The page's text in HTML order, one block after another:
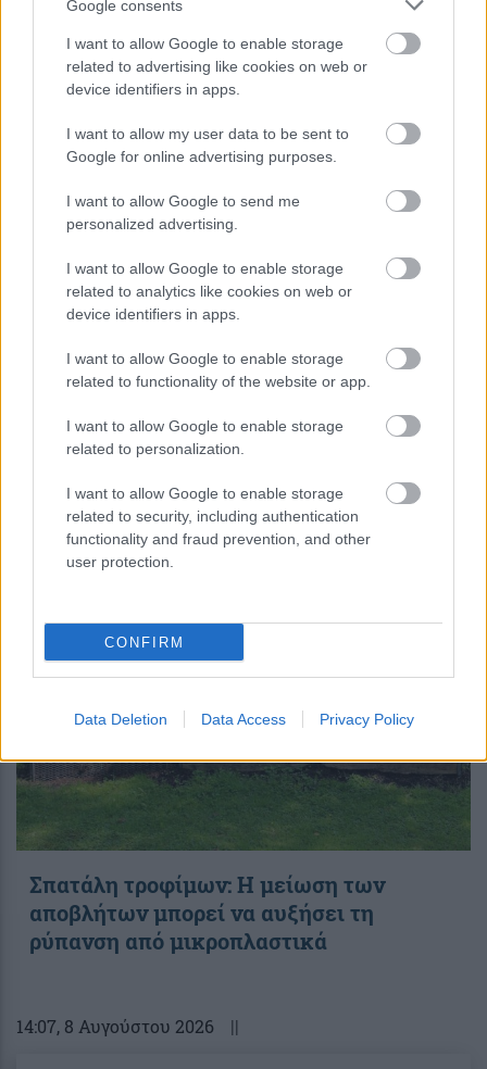
Google consents
I want to allow Google to enable storage
related to advertising like cookies on web or
device identifiers in apps.
I want to allow my user data to be sent to
Google for online advertising purposes.
I want to allow Google to send me
personalized advertising.
I want to allow Google to enable storage
related to analytics like cookies on web or
device identifiers in apps.
I want to allow Google to enable storage
related to functionality of the website or app.
I want to allow Google to enable storage
related to personalization.
I want to allow Google to enable storage
related to security, including authentication
functionality and fraud prevention, and other
user protection.
CONFIRM
Data Deletion Data Access Privacy Policy
σωματίδια μετατρέπονται σε
κβαντικά κύματα – Λύνεται το
παράδοξο του μαγνητικού μονόπολου
, 9 Αυγούστου 2026
Σπατάλη τροφίμων: Η μείωση των
αποβλήτων μπορεί να αυξήσει τη
ρύπανση από μικροπλαστικά
14:07, 8 Αυγούστου 2026 ||